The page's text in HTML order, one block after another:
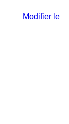
Modifier le